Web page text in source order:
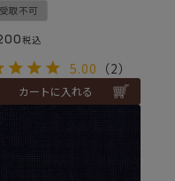
取不可
税込
5.00 （2）
カートに入れる